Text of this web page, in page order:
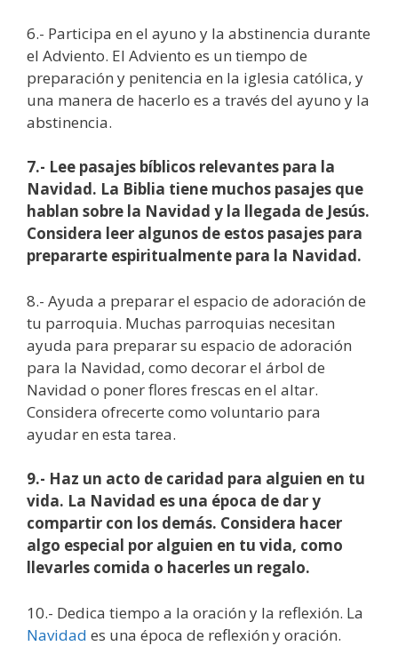
6.- Participa en el ayuno y la abstinencia durante
el Adviento. El Adviento es un tiempo de
preparación y penitencia en la iglesia católica, y
una manera de hacerlo es a través del ayuno y la
abstinencia.
7.- Lee pasajes bíblicos relevantes para la
Navidad. La Biblia tiene muchos pasajes que
hablan sobre la Navidad y la llegada de Jesús.
Considera leer algunos de estos pasajes para
prepararte espiritualmente para la Navidad.
8.- Ayuda a preparar el espacio de adoración de
tu parroquia. Muchas parroquias necesitan
ayuda para preparar su espacio de adoración
para la Navidad, como decorar el árbol de
Navidad o poner flores frescas en el altar.
Considera ofrecerte como voluntario para
ayudar en esta tarea.
9.- Haz un acto de caridad para alguien en tu
vida. La Navidad es una época de dar y
compartir con los demás. Considera hacer
algo especial por alguien en tu vida, como
llevarles comida o hacerles un regalo.
10.- Dedica tiempo a la oración y la reflexión. La
Navidad es una época de reflexión y oración.